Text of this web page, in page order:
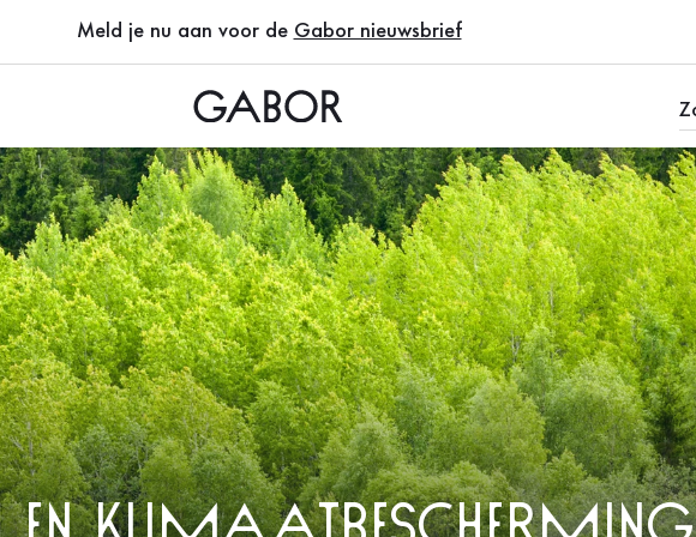
Meld je nu aan voor de Gabor nieuwsbrief